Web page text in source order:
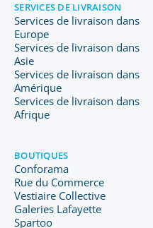
SERVICES DE LIVRAISON
Services de livraison dans
Europe
Services de livraison dans
Asie
Services de livraison dans
Amérique
Services de livraison dans
Afrique
BOUTIQUES
Conforama
Rue du Commerce
Vestiaire Collective
Galeries Lafayette
Spartoo